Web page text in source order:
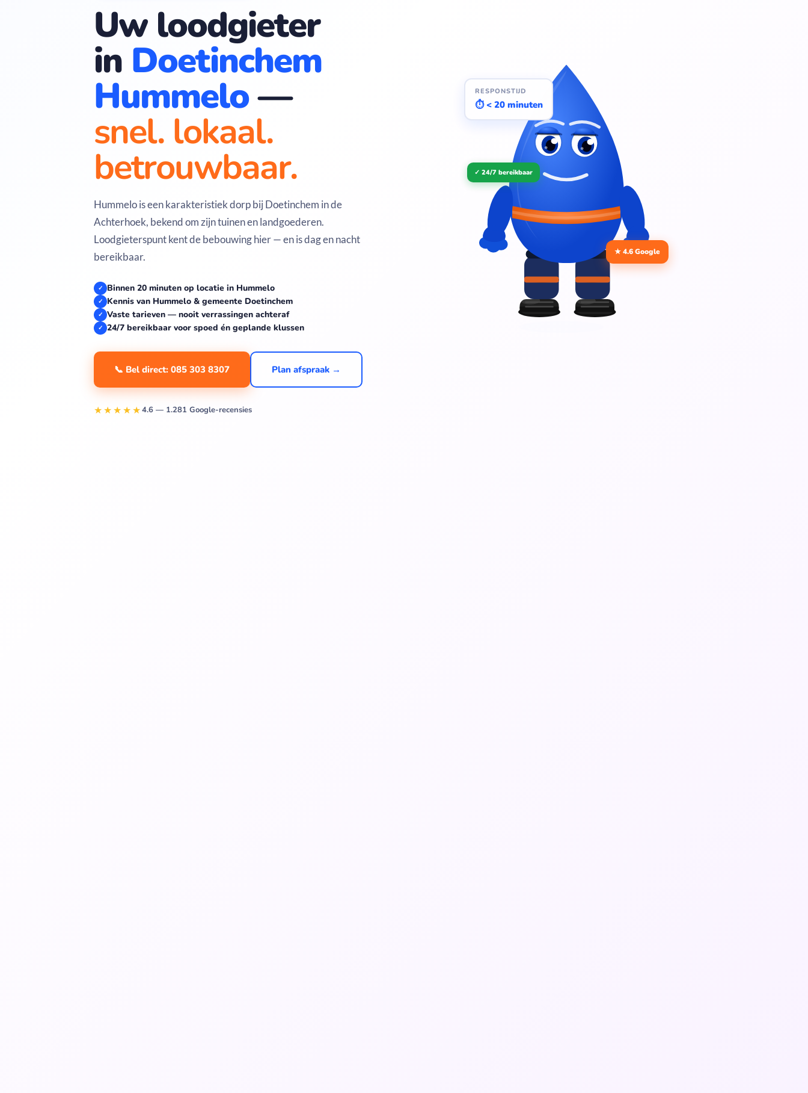
Uw loodgieter
in Doetinchem
Hummelo—
snel. lokaal.
betrouwbaar.
Hummelo is een karakteristiek dorp bij Doetinchem in de
Achterhoek, bekend om zijn tuinen en landgoederen.
Loodgieterspunt kent de bebouwing hier — en is dag en nacht
bereikbaar.
✓ Binnen 20 minuten op locatie in Hummelo
✓ Kennis van Hummelo & gemeente Doetinchem
✓ Vaste tarieven — nooit verrassingen achteraf
✓ 24/7 bereikbaar voor spoed én geplande klussen
📞 Bel direct: 085 303 8307 Plan afspraak →
★★★★★4.6 — 1.281 Google-recensies
RESPONSTIJD
⏱ < 20 minuten
★ 4.6 Google
✓ 24/7 bereikbaar